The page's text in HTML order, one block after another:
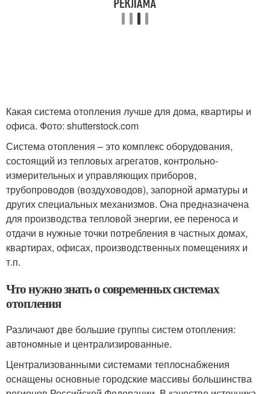
Какая система отопления лучше для дома, квартиры и
офиса. Фото: shutterstock.com
Система отопления – это комплекс оборудования,
состоящий из тепловых агрегатов, контрольно-
измерительных и управляющих приборов,
трубопроводов (воздуховодов), запорной арматуры и
других специальных механизмов. Она предназначена
для производства тепловой энергии, ее переноса и
отдачи в нужные точки потребления в частных домах,
квартирах, офисах, производственных помещениях и
т.п.
Что нужно знать о современных системах
отопления
Различают две большие группы систем отопления:
автономные и централизированные.
Централизованными системами теплоснабжения
оснащены основные городские массивы большинства